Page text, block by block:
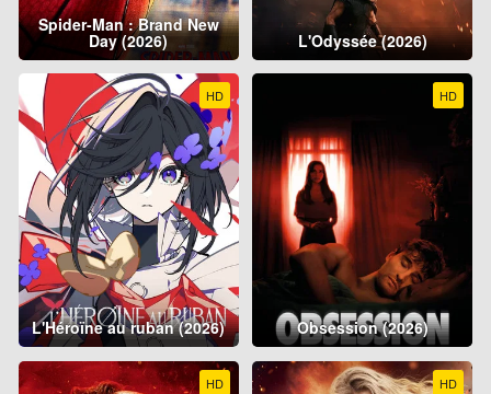
Spider-Man : Brand New
Day (2026) L'Odyssée (2026)
HD
L'Héroïne au ruban (2026)
HD
Obsession (2026)
HD HD